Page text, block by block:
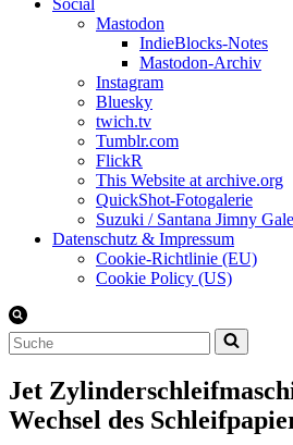
Social
Mastodon
IndieBlocks-Notes
Mastodon-Archiv
Instagram
Bluesky
twich.tv
Tumblr.com
FlickR
This Website at archive.org
QuickShot-Fotogalerie
Suzuki / Santana Jimny
Datenschutz & Impressum
Cookie-Richtlinie (EU)
Cookie Policy (US)
Suchen
nach …
Jet
Wechsel des